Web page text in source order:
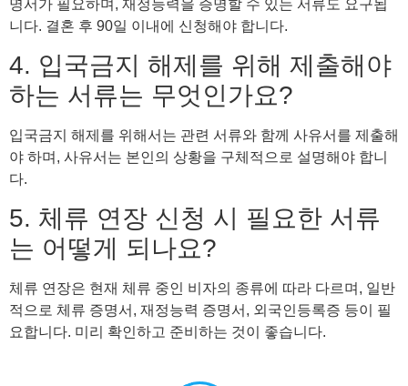
명서가 필요하며, 재정능력을 증명할 수 있는 서류도 요구됩
니다. 결혼 후 90일 이내에 신청해야 합니다.
4. 입국금지 해제를 위해 제출해야
하는 서류는 무엇인가요?
입국금지 해제를 위해서는 관련 서류와 함께 사유서를 제출해
야 하며, 사유서는 본인의 상황을 구체적으로 설명해야 합니
다.
5. 체류 연장 신청 시 필요한 서류
는 어떻게 되나요?
체류 연장은 현재 체류 중인 비자의 종류에 따라 다르며, 일반
적으로 체류 증명서, 재정능력 증명서, 외국인등록증 등이 필
요합니다. 미리 확인하고 준비하는 것이 좋습니다.